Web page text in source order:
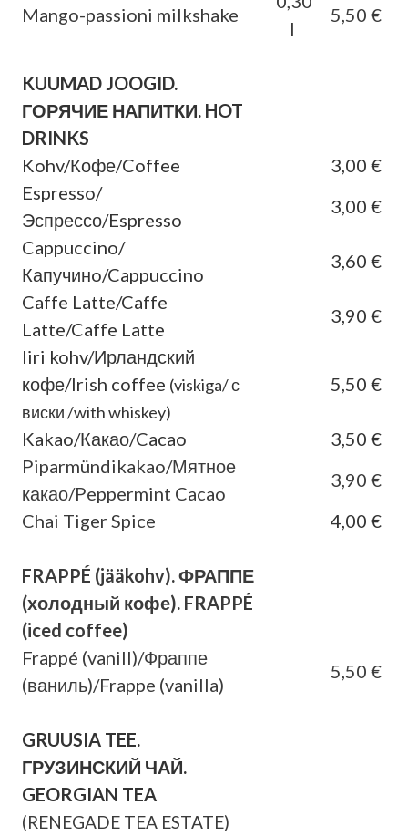
Mango-passioni milkshake
l
5,50 €
KUUMAD JOOGID.
ГОРЯЧИЕ НАПИТКИ. HOT
DRINKS
Kohv/Кофе/Coffee
3,00 €
Espresso/
Эспрессо/Espresso
3,00 €
Cappuccino/
Капучинo/Cappuccino
3,60 €
Caffe Latte/Caffe
Latte/Caffe Latte
3,90 €
Iiri kohv/Ирландский
кофе/Irish coffee (viskiga/ с
виски /with whiskey)
5,50 €
Kakao/Какао/Cacao
3,50 €
Piparmündikakao/Мятное
какао/Peppermint Cacao
3,90 €
Chai Tiger Spice
4,00 €
FRAPPÉ (jääkohv). ФРАППЕ
(холодный кофе). FRAPPÉ
(iced coffee)
Frappé (vanill)/Фраппе
(ваниль)/Frappe (vanilla)
5,50 €
GRUUSIA TEE.
ГРУЗИНСКИЙ ЧАЙ.
GEORGIAN TEA
(RENEGADE TEA ESTATE)